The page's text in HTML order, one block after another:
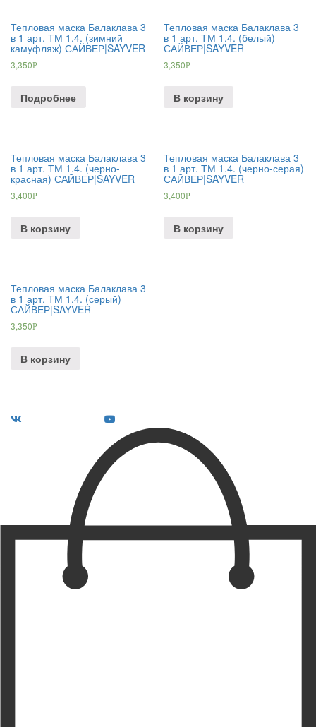
Тепловая маска Балаклава 3
в 1 арт. ТМ 1.4. (зимний
камуфляж) САЙВЕР|SAYVER
3,350Р
Подробнее
Тепловая маска Балаклава 3
в 1 арт. ТМ 1.4. (белый)
САЙВЕР|SAYVER
3,350Р
В корзину
Тепловая маска Балаклава 3
в 1 арт. ТМ 1.4. (черно-
красная) САЙВЕР|SAYVER
3,400Р
В корзину
Тепловая маска Балаклава 3
в 1 арт. ТМ 1.4. (черно-серая)
САЙВЕР|SAYVER
3,400Р
В корзину
Тепловая маска Балаклава 3
в 1 арт. ТМ 1.4. (серый)
САЙВЕР|SAYVER
3,350Р
В корзину